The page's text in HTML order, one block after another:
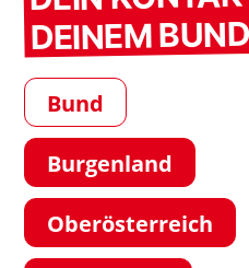
DEINEM
Bund
Burgenland
Oberösterreich